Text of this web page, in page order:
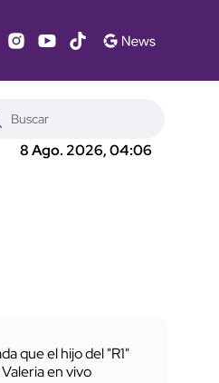
8 Ago. 2026, 04:06
que el hijo del "R1"
Valeria en vivo